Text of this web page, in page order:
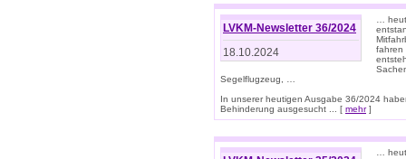
LVKM-Newsletter 36/2024
18.10.2024
…
fahren
Segelflugzeug, …
In unserer heutigen Ausgabe 36/2024
Behinderung ausgesucht ... [ mehr]
…